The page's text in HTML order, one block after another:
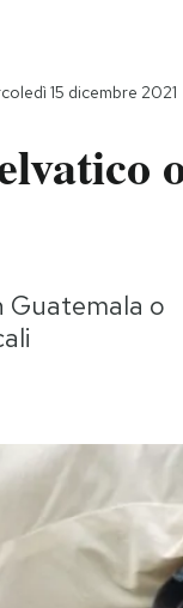
15 dicembre 2021
Guatemala o